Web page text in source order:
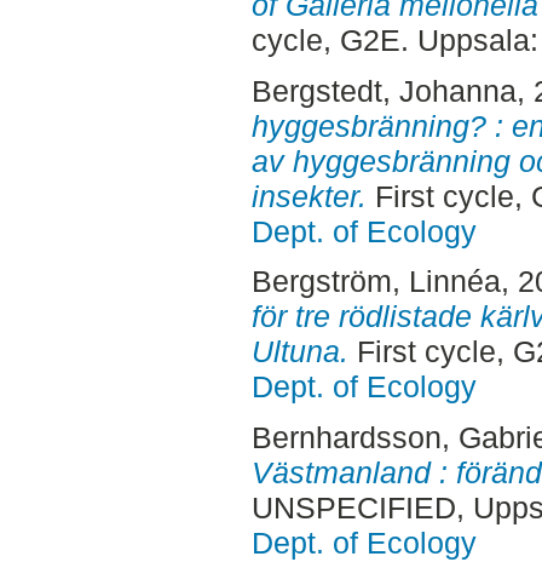
cycle, G2E.
Bergstedt, Johanna,
hyggesbränning? :
av hyggesbränning
insekter. First cycle,
Dept. of Ecology
Bergström, Linnéa,
för tre rödlistade
Ultuna. First cycle,
Dept. of Ecology
Bernhardsson,
Västmanland :
UNSPECIFIED,
Dept. of Ecology